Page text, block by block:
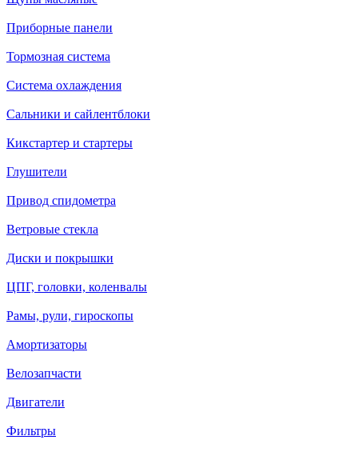
Приборные панели
Тормозная система
Система охлаждения
Сальники и сайлентблоки
Кикстартер и стартеры
Глушители
Привод спидометра
Ветровые стекла
Диски и покрышки
ЦПГ, головки, коленвалы
Рамы, рули, гироскопы
Амортизаторы
Велозапчасти
Двигатели
Фильтры